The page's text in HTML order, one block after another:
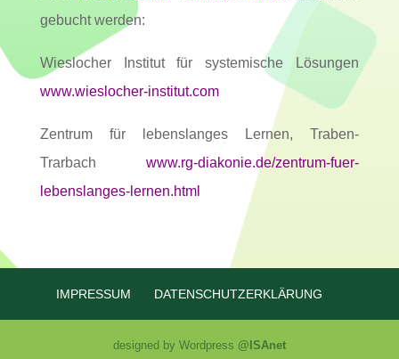
gebucht werden:
Wieslocher Institut für systemische Lösungen
www.wieslocher-institut.com
Zentrum für lebenslanges Lernen, Traben-
Trarbachwww.rg-diakonie.de/zentrum-fuer-
lebenslanges-lernen.html
IMPRESSUM DATENSCHUTZERKLÄRUNG
designed by Wordpress @ISAnet